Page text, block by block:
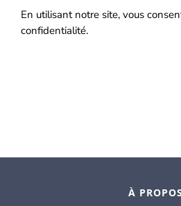
En utilisant notre site, vous
confidentialité.
À PROPOS